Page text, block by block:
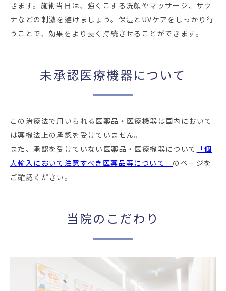
きます。施術当日は、強くこする洗顔やマッサージ、サウ
ナなどの刺激を避けましょう。保湿とUVケアをしっかり行
うことで、効果をより長く持続させることができます。
未承認医療機器について
この治療法で用いられる医薬品・医療機器は国内において
は薬機法上の承認を受けていません。
また、承認を受けていない医薬品・医療機器について
「個
人輸入において注意すべき医薬品等について」 のページを
ご確認ください。
当院のこだわり